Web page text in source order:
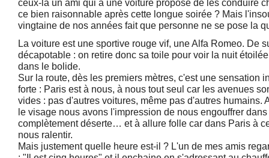
ceux-là un ami qui a une voiture propose de les conduire
ce bien raisonnable après cette longue soirée ? Mais
vingtaine de nos années fait que personne ne se pose la
La voiture est une sportive rouge vif, une Alfa Romeo. De
décapotable : on retire donc sa toile pour voir la nuit
dans le bolide.
Sur la route, dès les premiers mètres, c'est une sensation
forte : Paris est à nous, à nous tout seul car les avenues
vides : pas d'autres voitures, même pas d'autres humains.
le visage nous avons l'impression de nous engouffrer
complètement déserte… et à allure folle car dans Paris à
nous ralentir.
Mais justement quelle heure est-il ? L'un de mes amis